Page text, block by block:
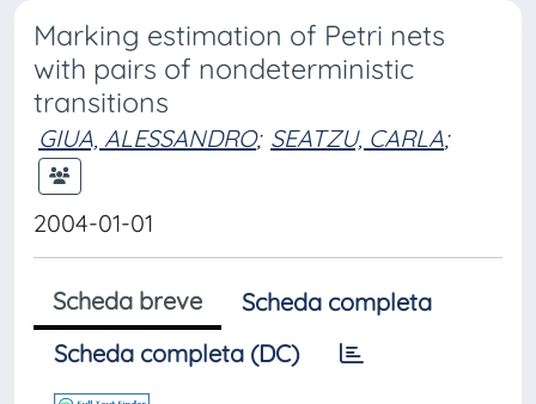
Marking estimation of Petri nets
with pairs of nondeterministic
transitions
GIUA, ALESSANDRO; SEATZU, CARLA;
2004-01-01
Scheda breve
Scheda completa
Scheda completa (DC)